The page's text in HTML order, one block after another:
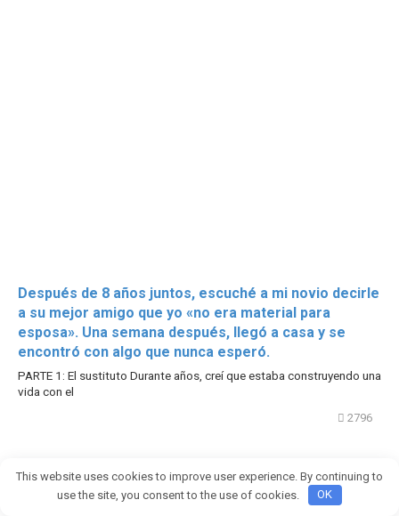
Después de 8 años juntos, escuché a mi novio decirle
a su mejor amigo que yo «no era material para
esposa». Una semana después, llegó a casa y se
encontró con algo que nunca esperó.
PARTE 1: El sustituto Durante años, creí que estaba construyendo una
vida con el
2796
This website uses cookies to improve user experience. By continuing to
use the site, you consent to the use of cookies.
OK